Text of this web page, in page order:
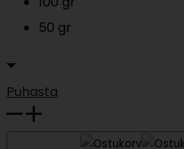
50 gr
Puhasta
Teepungad